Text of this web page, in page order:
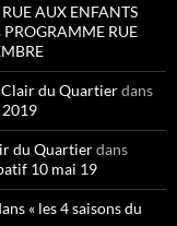
AUX ENFANTS
PROGRAMME RUE
Clair du Quartierdans
2019
du Quartierdans
10 mai 19
« les 4 saisons du